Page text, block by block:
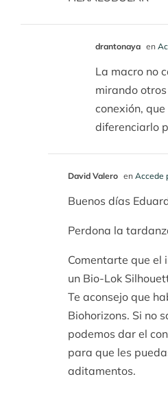
drantonaya en
La macro no
mirando
conexión,
diferenciarlo
David Valero en Accede
Buenos días
Perdona la
Comentarte que el
un Bio-Lok
Te aconsejo que
Biohorizons. Si no
podemos dar el
para que les
aditamentos.